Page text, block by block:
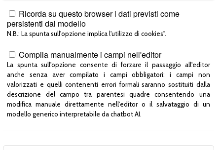
Ricorda su questo browser i dati previsti come
persistenti dal modello
N.B.: La spunta sull'opzione implica l'utilizzo di cookies".
Compila manualmente i campi nell'editor
La spunta sull'opzione consente di forzare il passaggio all'editor
anche senza aver compilato i campi obbligatori: i campi non
valorizzati e quelli contenenti errori formali saranno sostituiti dalla
descrizione del campo tra parentesi quadre consentendo una
modifica manuale direttamente nell'editor o il salvataggio di un
modello generico interpretabile da chatbot AI.